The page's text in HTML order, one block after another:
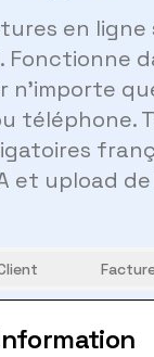
en ligne
Fonctionne
n'importe
téléphone.
et upload